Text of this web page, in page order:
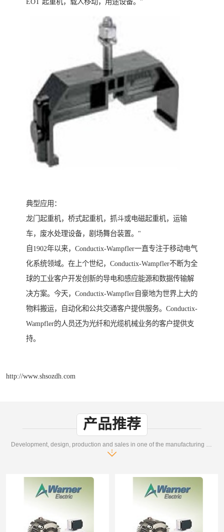
EOT 起重机，载人移动，用途设备。"
典型应用：
龙门起重机，桥式起重机，抓斗或电磁起重机，运输
车，废水处理设备，剧场舞台装置。"
自1902年以来，Conductix-Wampfler一直专注于移动电气
化系统领域。在上个世纪，Conductix-Wampfler不断为全
球的工业客户开发创新的导电和感应能源和数据传输解
决方案。今天，Conductix-Wampfler自豪地为世界上大的
物料搬运，自动化和公共交通客户提供服务。Conductix-
Wampfler的人员还为光纤和光缆机械业务的客户提供支
持。
http://www.shsozdh.com
产品推荐